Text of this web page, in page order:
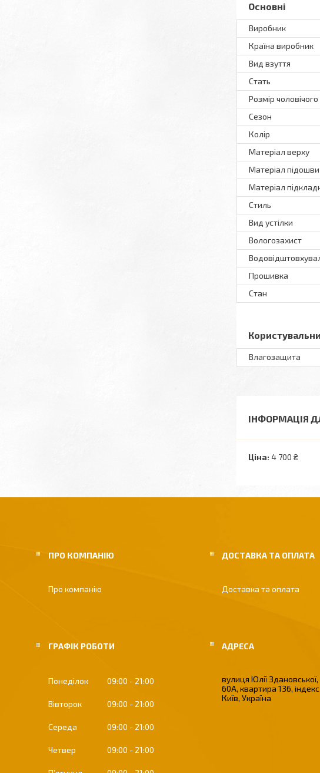
Основні
Виробник
Країна виробник
Вид взуття
Стать
Розмір чоловічого
Сезон
Колір
Матеріал верху
Матеріал підошви
Матеріал
Стиль
Вид устілки
Вологозахист
Прошивка
Стан
Влагозащита
ІНФОРМАЦІЯ
Ціна: 4 700 ₴
ПРО КОМПАНІЮ
Про компанію
ДОСТАВКА ТА ОПЛАТА
Доставка та оплата
ГРАФІК РОБОТИ
Понеділок 09:00 21:00
Вівторок 09:00 21:00
Середа 09:00 21:00
Четвер 09:00 21:00
вулиця Юлії
60А, квартира 136, індекс
Київ, Україна